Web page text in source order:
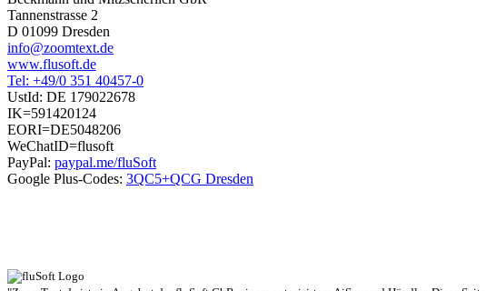
Tannenstrasse 2
D 01099 Dresden
info@zoomtext.de
www.flusoft.de
Tel: +49/0 351 40457-0
UstId: DE 179022678
IK=591420124
EORI=DE5048206
WeChatID=flusoft
PayPal: paypal.me/fluSoft
Google Plus-Codes: 3QC5+QCG Dresden